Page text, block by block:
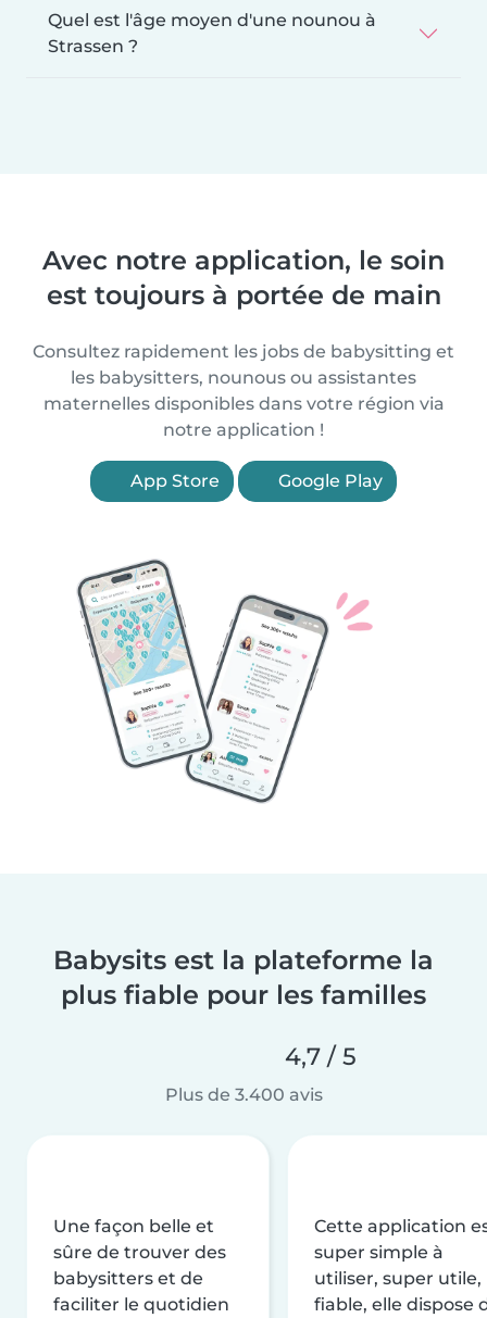
Quel est l'âge moyen d'une nounou à
Strassen ?
Avec notre application, le soin
est toujours à portée de main
Consultez rapidement les jobs de babysitting et
les babysitters, nounous ou assistantes
maternelles disponibles dans votre région via
notre application !
App Store Google Play
Babysits est la plateforme la
plus fiable pour les familles
4,7 / 5
Plus de 3.400 avis
Une façon belle et
sûre de trouver des
babysitters et de
faciliter le quotidien
Cette application
super simple à
utiliser, super utile,
fiable, elle dispose